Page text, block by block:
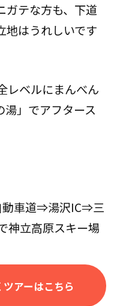
ガテな方も、下道
地はうれしいです
レベルにまんべん
湯」でアフタース
動車道⇒湯沢IC⇒三
神立高原スキー場
アーはこちら